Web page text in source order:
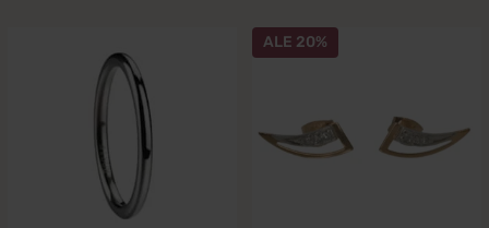
ALE 20%